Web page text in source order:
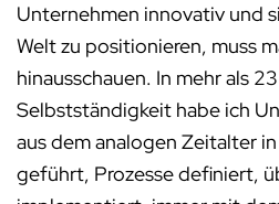
Unternehmen innovativ und
Welt zu positionieren, muss
hinausschauen. In mehr als
Selbstständigkeit habe ich
aus dem analogen Zeitalter
geführt, Prozesse definiert,